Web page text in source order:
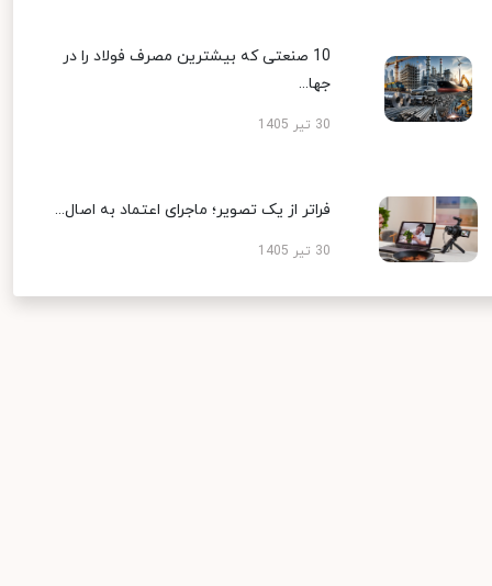
10 صنعتی که بیشترین مصرف فولاد را در
جها...
30 تیر 1405
فراتر از یک تصویر؛ ماجرای اعتماد به اصال...
30 تیر 1405